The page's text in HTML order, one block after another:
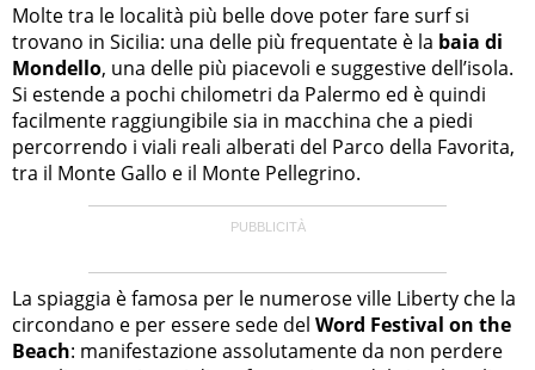
Molte tra le località più belle dove poter fare surf si
trovano in Sicilia: una delle più frequentate è la baia di
Mondello, una delle più piacevoli e suggestive dell’isola.
Si estende a pochi chilometri da Palermo ed è quindi
facilmente raggiungibile sia in macchina che a piedi
percorrendo i viali reali alberati del Parco della Favorita,
tra il Monte Gallo e il Monte Pellegrino.
La spiaggia è famosa per le numerose ville Liberty che la
circondano e per essere sede del Word Festival on the
Beach: manifestazione assolutamente da non perdere